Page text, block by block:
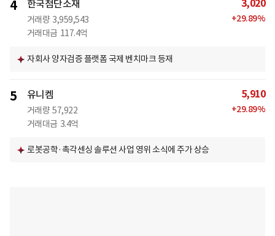
4 한국첨단소재
거래량 3,959,543
거래대금 117.4억
3,020
+29.89%
자회사 양자검증 플랫폼 국제 벤치마크 등재
5 유니켐
거래량 57,922
거래대금 3.4억
5,910
+29.89%
로봇공학·촉각센싱 솔루션 사업 영위 소식에 주가 상승